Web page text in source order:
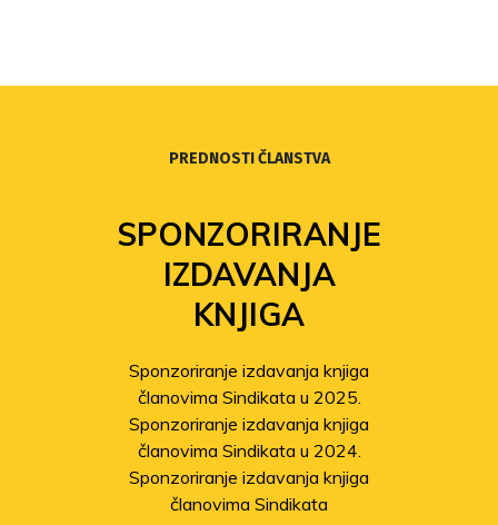
PREDNOSTI ČLANSTVA
SPONZORIRANJE
IZDAVANJA
KNJIGA
Sponzoriranje izdavanja knjiga
članovima Sindikata u 2025.
Sponzoriranje izdavanja knjiga
članovima Sindikata u 2024.
Sponzoriranje izdavanja knjiga
članovima Sindikata